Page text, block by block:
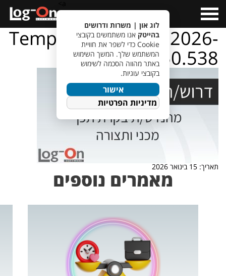
Menu
TempletJobsWeb – 2026-
01-15T105050.538
תאריך: 15 בינואר 2026
מאמרים נוספים
לוג און | משרות ודרושים
בהייטק אנו משתמשים בקובצי
Cookie כדי לשפר את חוויית
המשתמש שלך. המשך השימוש
באתר מהווה הסכמה לשימוש
בקובצי עוגיות.
אישור
מדיניות הפרטיות